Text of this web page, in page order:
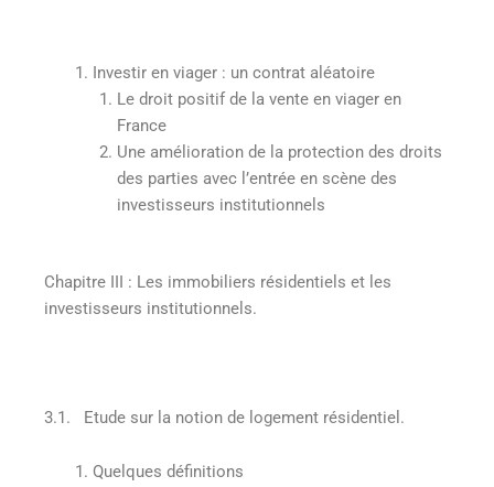
Investir en viager : un contrat aléatoire
Le droit positif de la vente en viager en
France
Une amélioration de la protection des droits
des parties avec l’entrée en scène des
investisseurs institutionnels
Chapitre III : Les immobiliers résidentiels et les
investisseurs institutionnels.
3.1. Etude sur la notion de logement résidentiel.
Quelques définitions